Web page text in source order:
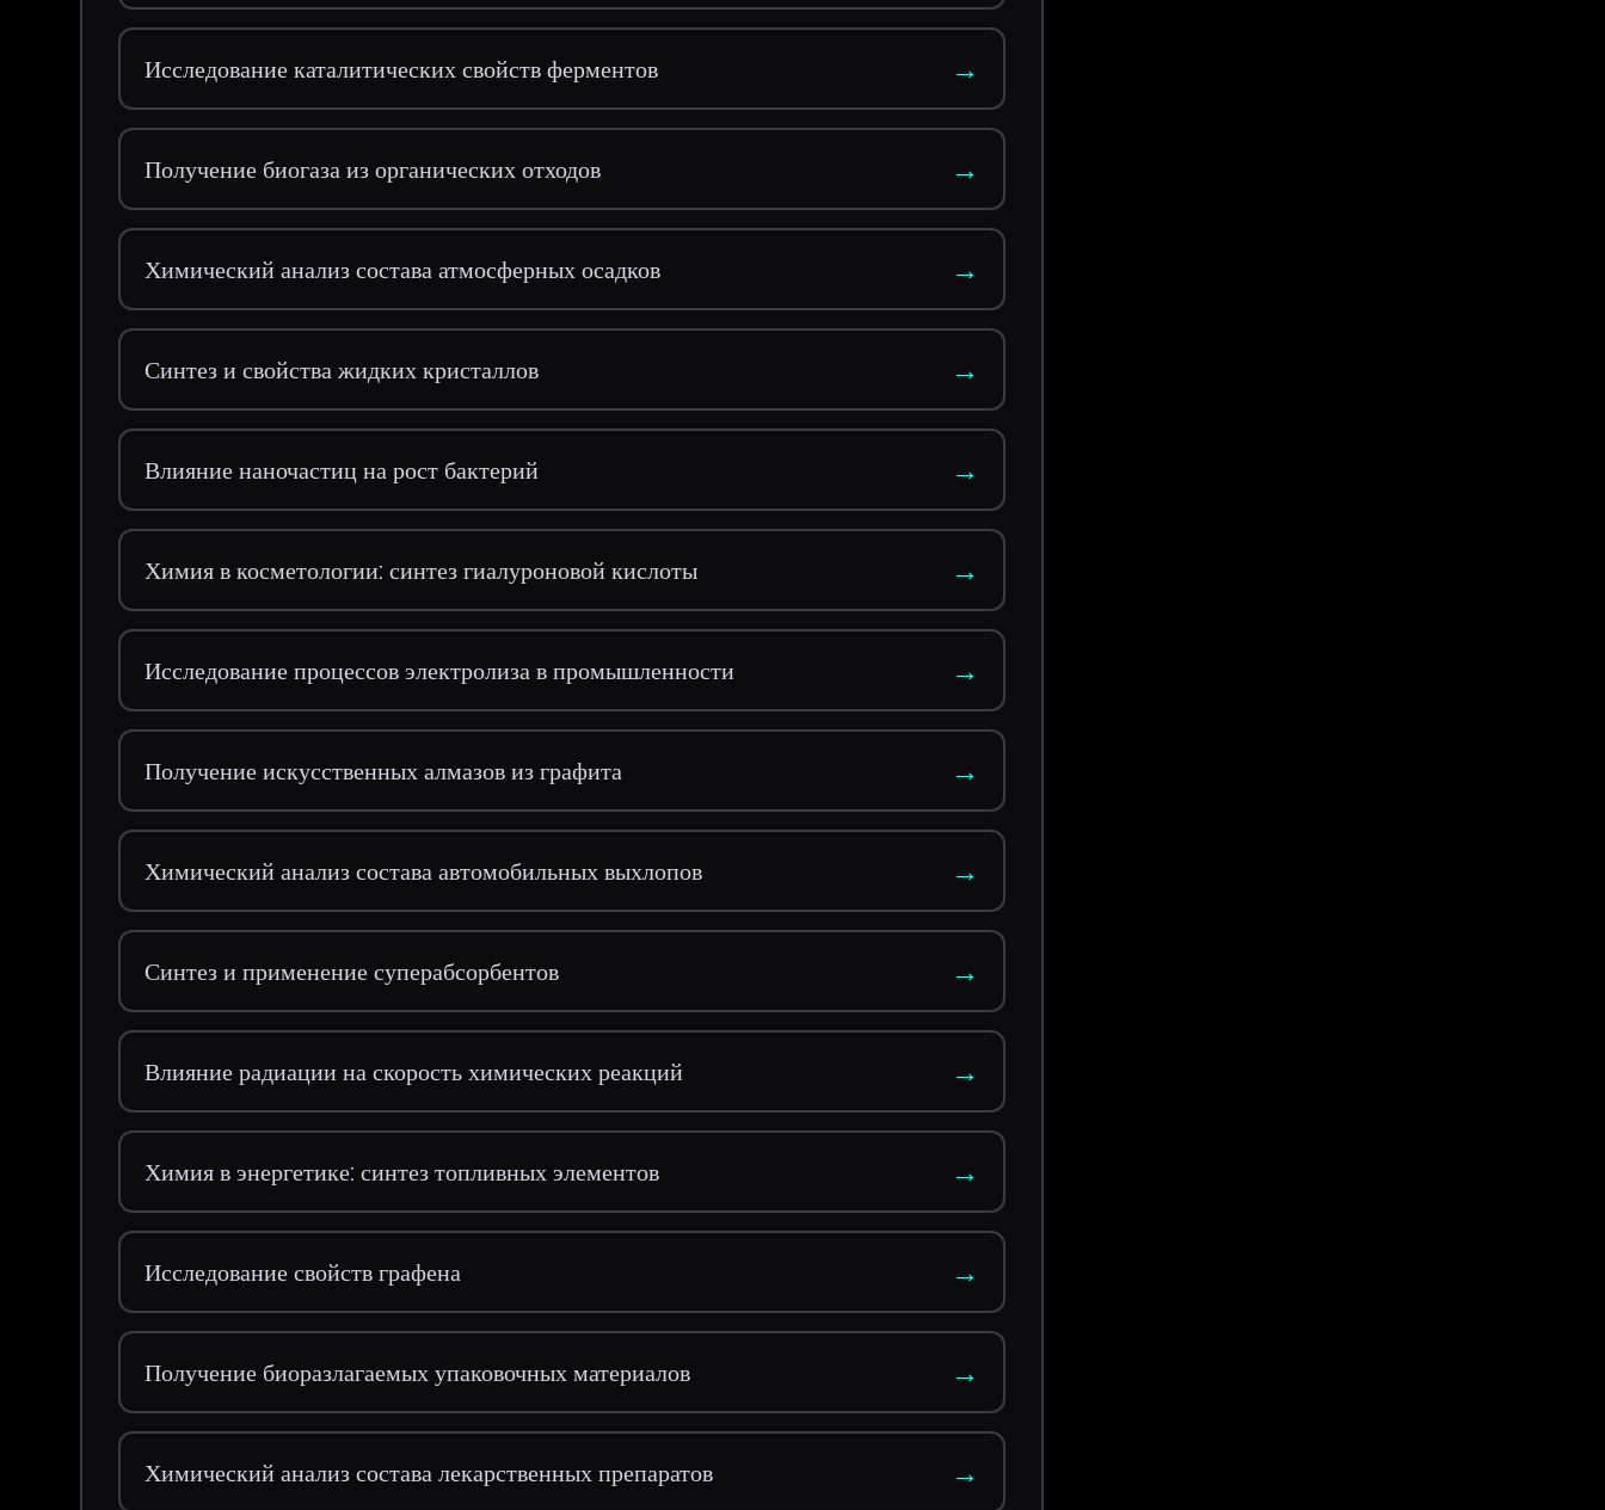
Исследование каталитических свойств ферментов →
Получение биогаза из органических отходов →
Химический анализ состава атмосферных осадков →
Синтез и свойства жидких кристаллов →
Влияние наночастиц на рост бактерий →
Химия в косметологии: синтез гиалуроновой кислоты →
Исследование процессов электролиза в промышленности →
Получение искусственных алмазов из графита →
Химический анализ состава автомобильных выхлопов →
Синтез и применение суперабсорбентов →
Влияние радиации на скорость химических реакций →
Химия в энергетике: синтез топливных элементов →
Исследование свойств графена →
Получение биоразлагаемых упаковочных материалов →
Химический анализ состава лекарственных препаратов →